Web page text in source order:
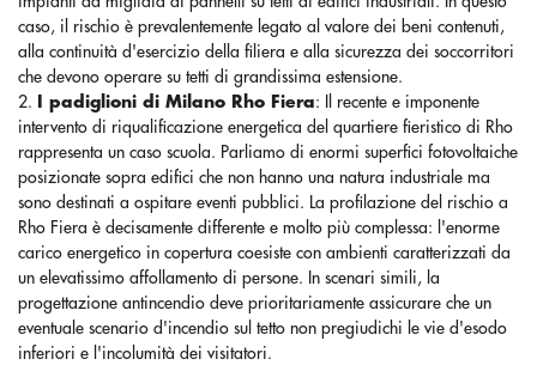
caso, il rischio è prevalentemente legato al valore dei beni contenuti,
alla continuità d'esercizio della filiera e alla sicurezza dei soccorritori
che devono operare su tetti di grandissima estensione.
2.
I padiglioni di Milano Rho Fiera: Il recente e imponente
intervento di riqualificazione energetica del quartiere fieristico di Rho
rappresenta un caso scuola. Parliamo di enormi superfici fotovoltaiche
posizionate sopra edifici che non hanno una natura industriale ma
sono destinati a ospitare eventi pubblici. La profilazione del rischio a
Rho Fiera è decisamente differente e molto più complessa: l'enorme
carico energetico in copertura coesiste con ambienti caratterizzati da
un elevatissimo affollamento di persone. In scenari simili, la
progettazione antincendio deve prioritariamente assicurare che un
eventuale scenario d'incendio sul tetto non pregiudichi le vie d'esodo
inferiori e l'incolumità dei visitatori.